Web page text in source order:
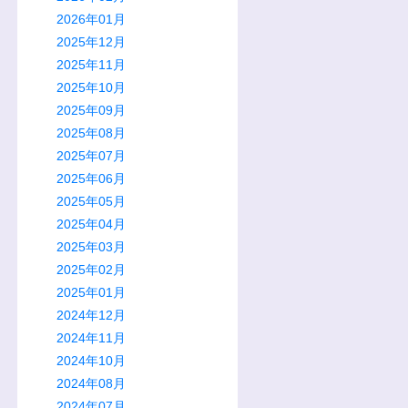
2026年01月
2025年12月
2025年11月
2025年10月
2025年09月
2025年08月
2025年07月
2025年06月
2025年05月
2025年04月
2025年03月
2025年02月
2025年01月
2024年12月
2024年11月
2024年10月
2024年08月